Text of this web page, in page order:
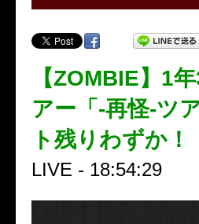
【ZOMBIE】1
アー「-再怪-ツ
ト残りわずか！
LIVE - 18:54:29